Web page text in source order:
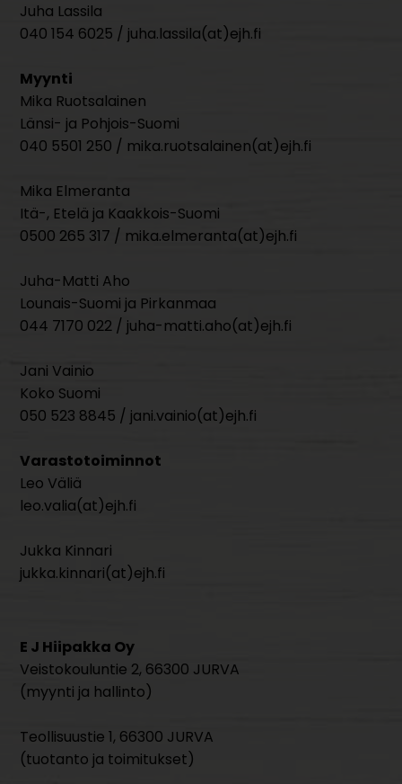
Juha Lassila
040 154 6025 / juha.lassila(at)ejh.fi
Myynti
Mika Ruotsalainen
Länsi- ja Pohjois-Suomi
040 5501 250 / mika.ruotsalainen(at)ejh.fi
Mika Elmeranta
Itä-, Etelä ja Kaakkois-Suomi
0500 265 317 / mika.elmeranta(at)ejh.fi
Juha-Matti Aho
Lounais-Suomi ja Pirkanmaa
044 7170 022 / juha-matti.aho(at)ejh.fi
Jani Vainio
Koko Suomi
050 523 8845 / jani.vainio(at)ejh.fi
Varastotoiminnot
Leo Väliä
leo.valia(at)ejh.fi
Jukka Kinnari
jukka.kinnari(at)ejh.fi
E J Hiipakka Oy
Veistokouluntie 2, 66300 JURVA
(myynti ja hallinto)
Teollisuustie 1, 66300 JURVA
(tuotanto ja toimitukset)